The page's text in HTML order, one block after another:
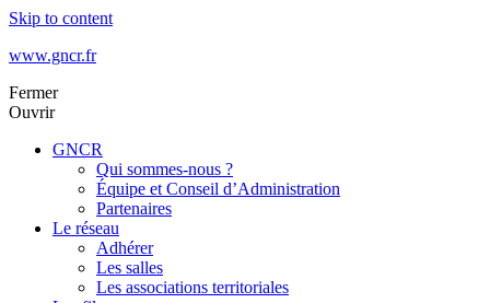
Skip to content
www.gncr.fr
Fermer
Ouvrir
GNCR
Qui sommes-nous ?
Équipe et Conseil d’Administration
Partenaires
Le réseau
Adhérer
Les salles
Les associations territoriales